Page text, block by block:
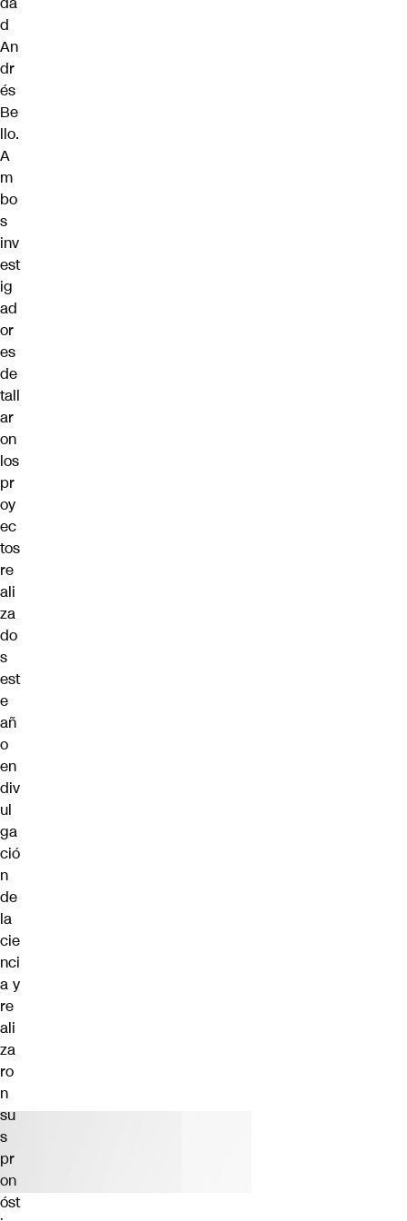
d
An
dr
és
Be
llo.
A
m
bo
s
inv
est
ig
ad
or
es
de
tall
ar
on
los
pr
oy
ec
tos
re
ali
za
do
s
est
e
añ
o
en
div
ul
ga
ció
n
de
la
cie
nci
a y
re
ali
za
ro
n
su
s
pr
on
óst